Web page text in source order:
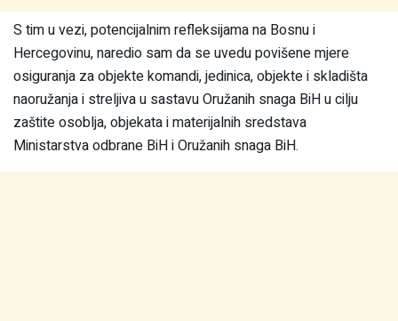
S tim u vezi, potencijalnim refleksijama na Bosnu i
Hercegovinu, naredio sam da se uvedu povišene mjere
osiguranja za objekte komandi, jedinica, objekte i skladišta
naoružanja i streljiva u sastavu Oružanih snaga BiH u cilju
zaštite osoblja, objekata i materijalnih sredstava
Ministarstva odbrane BiH i Oružanih snaga BiH.